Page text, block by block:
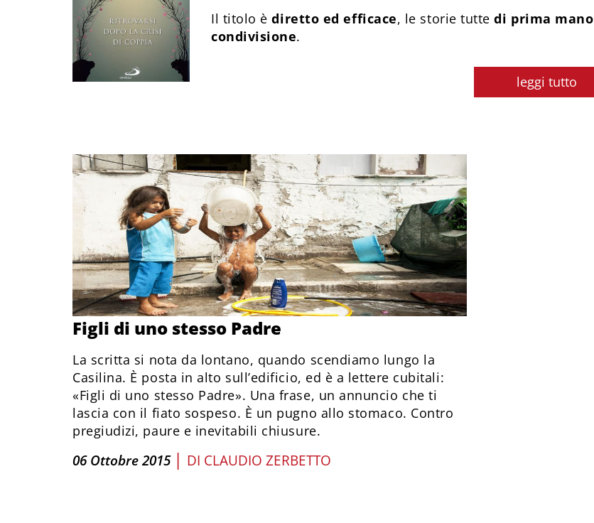
Il titolo èdiretto ed efficace, le storie tuttedi prima mano
condivisione.
leggi tutto
Figli di uno stesso Padre
La scritta si nota da lontano, quando scendiamo lungo la
Casilina. È posta in alto sull’edificio, ed è a lettere cubitali:
«Figli di uno stesso Padre». Una frase, un annuncio che ti
lascia con il fiato sospeso. È un pugno allo stomaco. Contro
pregiudizi, paure e inevitabili chiusure.
06 Ottobre 2015 | DI CLAUDIO ZERBETTO